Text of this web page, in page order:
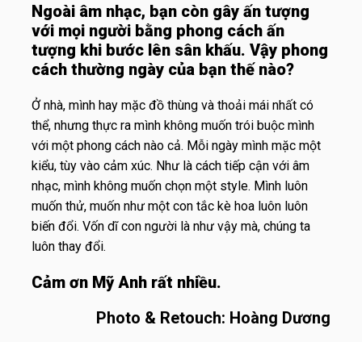
Ngoài âm nhạc, bạn còn gây ấn tượng
với mọi người bằng phong cách ấn
tượng khi bước lên sân khấu. Vậy phong
cách thường ngày của bạn thế nào?
Ở nhà, mình hay mặc đồ thùng và thoải mái nhất có
thể, nhưng thực ra mình không muốn trói buộc mình
với một phong cách nào cả. Mỗi ngày mình mặc một
kiểu, tùy vào cảm xúc. Như là cách tiếp cận với âm
nhạc, mình không muốn chọn một style. Mình luôn
muốn thử, muốn như một con tắc kè hoa luôn luôn
biến đổi. Vốn dĩ con người là như vậy mà, chúng ta
luôn thay đổi.
Cảm ơn Mỹ Anh rất nhiều.
Photo & Retouch: Hoàng Dương